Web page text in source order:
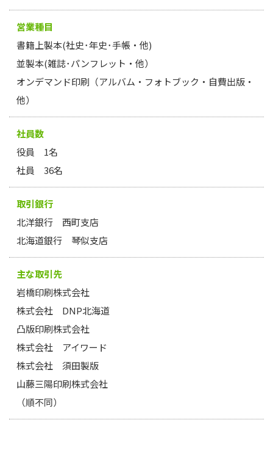
営業種目
書籍上製本(社史･年史･手帳・他)
並製本(雑誌･パンフレット・他）
オンデマンド印刷（アルバム・フォトブック・自費出版・
他）
社員数
役員 1名
社員 36名
取引銀行
北洋銀行 西町支店
北海道銀行 琴似支店
主な取引先
岩橋印刷株式会社
株式会社 DNP北海道
凸版印刷株式会社
株式会社 アイワード
株式会社 須田製版
山藤三陽印刷株式会社
（順不同）